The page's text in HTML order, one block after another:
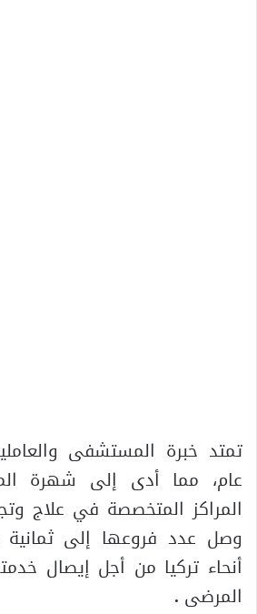
عام، مما أدى إلى شهرة
المراكز المتخصصة في علاج
وصل عدد فروعها إلى
أنحاء تركيا من أجل إيصال
المرضى .